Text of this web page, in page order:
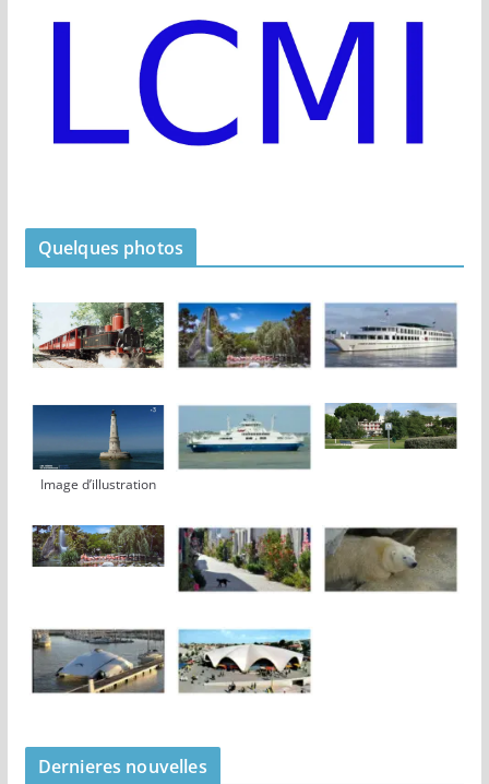
Quelques photos
Image d’illustration
Dernieres nouvelles